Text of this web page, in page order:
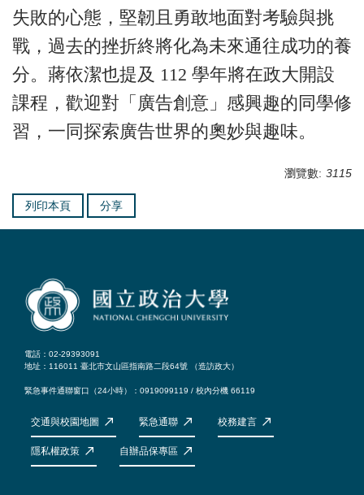
失敗的心態，堅韌且勇敢地面對考驗與挑
戰，過去的挫折終將化為未來通往成功的養
分。蔣依潔也提及 112 學年將在政大開設
課程，歡迎對「廣告創意」感興趣的同學修
習，一同探索廣告世界的奧妙與趣味。
瀏覽數: 3115
列印本頁 分享
電話：02-29393091
地址：116011 臺北市文山區指南路二段64號 （造訪政大）
緊急事件通聯窗口（24小時）：0919099119 / 校內分機 66119
交通與校園地圖 緊急通聯 校務建言
隱私權政策 自辦品保專區